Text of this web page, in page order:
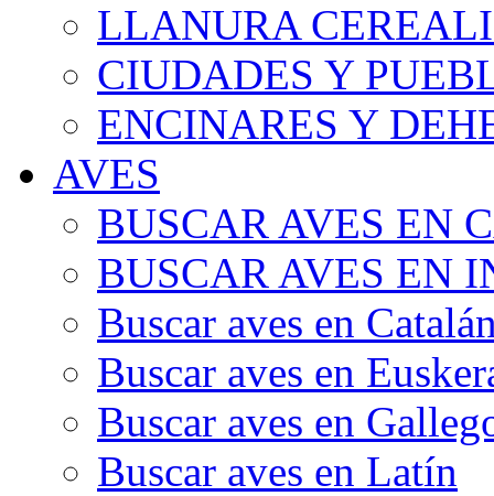
LLANURA
CIUDADES Y
ENCINARES Y
AVES
BUSCAR AVES EN
BUSCAR AVES EN
Buscar aves en
Buscar aves en
Buscar aves en
Buscar aves en Latín